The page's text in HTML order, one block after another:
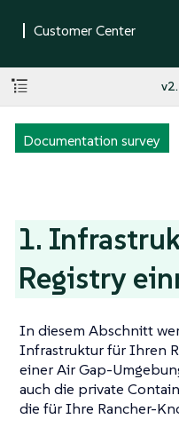
Documentation survey
1.
Registry
In diesem Abschnitt
Infrastruktur für Ihren
einer Air Gap-
auch die private
die für Ihre Rancher-